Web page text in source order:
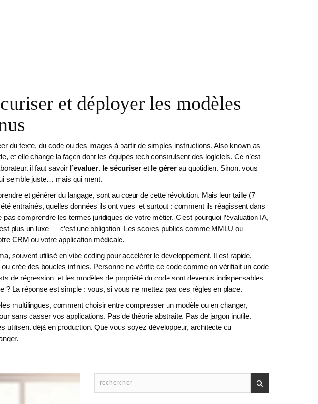
et déployer les modèles
du texte, du code ou des images à partir de simples instructions. Also known as
et elle change la façon dont les équipes tech construisent des logiciels. Ce n’est
il faut savoir l’évaluer, le sécuriser et le gérer au quotidien. Sinon, vous
semble juste… mais qui ment.
et générer du langage, sont au cœur de cette révolution. Mais leur taille (7
entraînés, quelles données ils ont vues, et surtout : comment ils réagissent dans
comprendre les termes juridiques de votre métier. C’est pourquoi l’évaluation IA,
plus un luxe — c’est une obligation. Les scores publics comme MMLU ou
CRM ou votre application médicale.
souvent utilisé en vibe coding pour accélérer le développement. Il est rapide,
crée des boucles infinies. Personne ne vérifie ce code comme on vérifiait un code
de régression, et les modèles de propriété du code sont devenus indispensables.
? La réponse est simple : vous, si vous ne mettez pas des règles en place.
multilingues, comment choisir entre compresser un modèle ou en changer,
sans casser vos applications. Pas de théorie abstraite. Pas de jargon inutile.
déjà en production. Que vous soyez développeur, architecte ou